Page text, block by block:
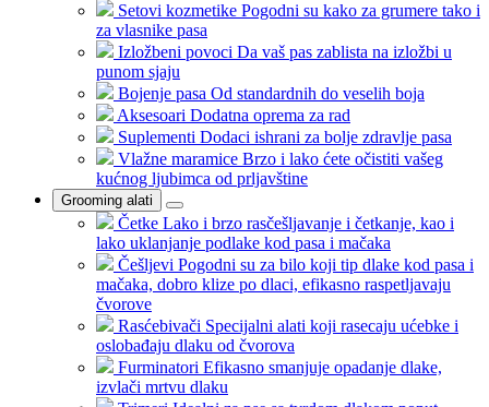
Setovi kozmetike Pogodni su kako za grumere tako i
za vlasnike pasa
Izložbeni povoci Da vaš pas zablista na izložbi u
punom sjaju
Bojenje pasa Od standardnih do veselih boja
Aksesoari Dodatna oprema za rad
Suplementi Dodaci ishrani za bolje zdravlje pasa
Vlažne maramice Brzo i lako ćete očistiti vašeg
kućnog ljubimca od prljavštine
Grooming alati
Četke Lako i brzo rasčešljavanje i četkanje, kao i
lako uklanjanje podlake kod pasa i mačaka
Češljevi Pogodni su za bilo koji tip dlake kod pasa i
mačaka, dobro klize po dlaci, efikasno raspetljavaju
čvorove
Rasćebivači Specijalni alati koji rasecaju ućebke i
oslobađaju dlaku od čvorova
Furminatori Efikasno smanjuje opadanje dlake,
izvlači mrtvu dlaku